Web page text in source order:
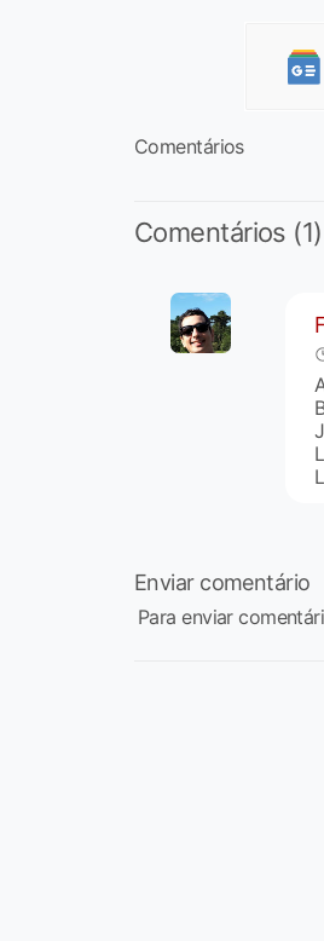
Comentários
Comentários (1)
Enviar comentário
Para enviar